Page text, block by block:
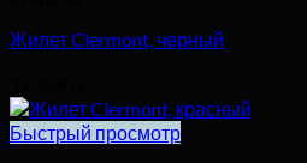
Жилет Clermont, черный
Быстрый просмотр